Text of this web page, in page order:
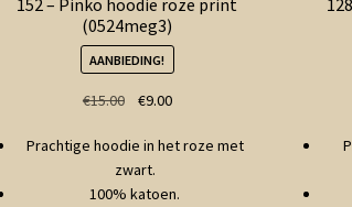
(0524meg3)
AANBIEDING!
€15.00
Oorspronkelijke
was:
€15.00.
€9.00Huidige
is:
Prachtige hoodie in het roze met
zwart.
100% katoen.